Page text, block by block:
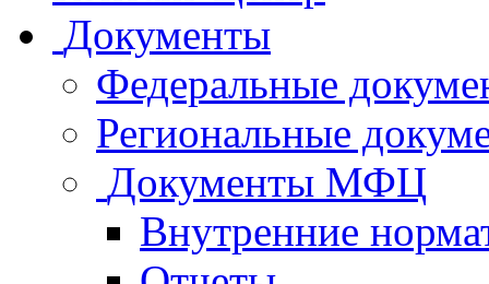
Документы
Федеральные
Региональные
Документы МФЦ
Внутренние